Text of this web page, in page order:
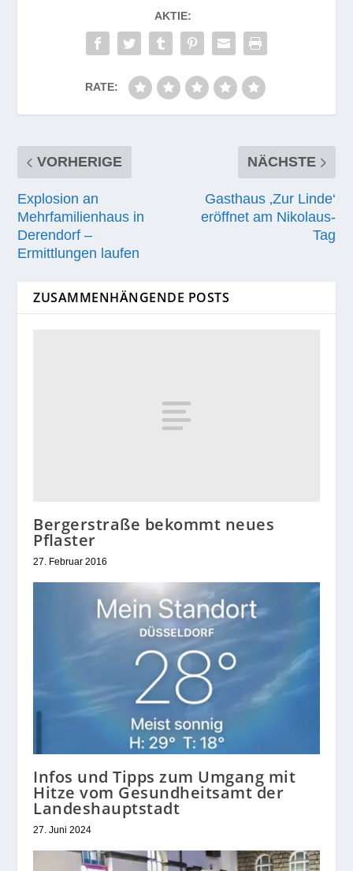
AKTIE:
RATE:
VORHERIGE
Explosion an
Mehrfamilienhaus in
Derendorf –
Ermittlungen laufen
NÄCHSTE
Gasthaus ‚Zur Linde‘
eröffnet am Nikolaus-
Tag
ZUSAMMENHÄNGENDE POSTS
Bergerstraße bekommt neues
Pflaster
27. Februar 2016
Infos und Tipps zum Umgang mit
Hitze vom Gesundheitsamt der
Landeshauptstadt
27. Juni 2024